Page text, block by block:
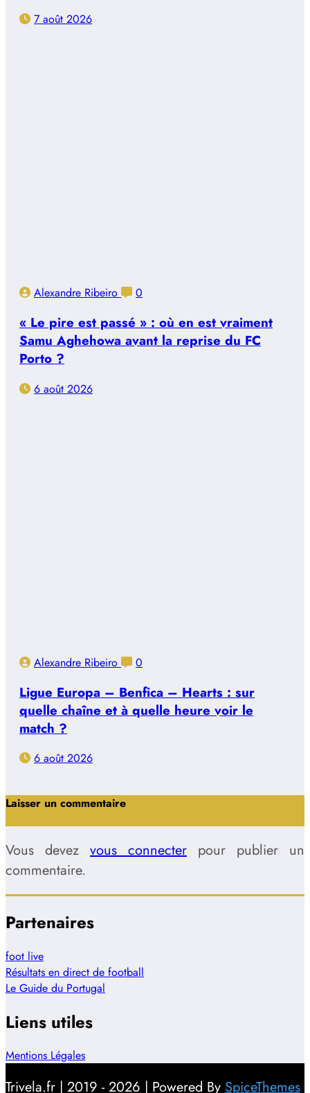
7 août 2026
Alexandre Ribeiro 0
« Le pire est passé » : où en est vraiment
Samu Aghehowa avant la reprise du FC
Porto ?
6 août 2026
Alexandre Ribeiro 0
Ligue Europa – Benfica – Hearts : sur
quelle chaîne et à quelle heure voir le
match ?
6 août 2026
Laisser un commentaire
Vous devez vous connecter pour publier un
commentaire.
Partenaires
foot live
Résultats en direct de football
Le Guide du Portugal
Liens utiles
Mentions Légales
Trivela.fr | 2019 - 2026 | Powered By SpiceThemes